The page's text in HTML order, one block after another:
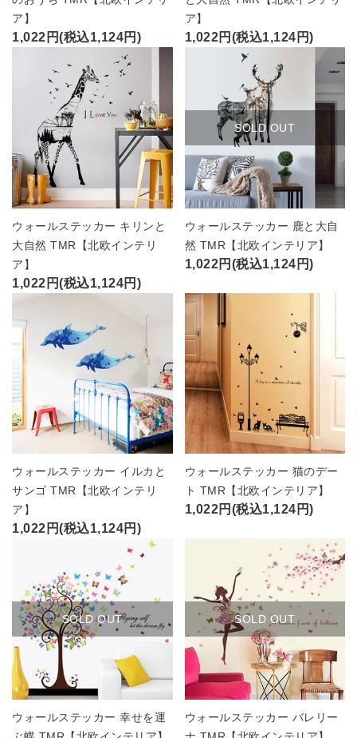
ア】
1,022円(税込1,124円)
ア】
1,022円(税込1,124円)
ウォールステッカー キリンと
大自然 TMR【北欧インテリ
ア】
1,022円(税込1,124円)
SOLD OUT
ウォールステッカー 鹿と大自
然 TMR【北欧インテリア】
1,022円(税込1,124円)
ウォールステッカー イルカと
サンゴ TMR【北欧インテリ
ア】
1,022円(税込1,124円)
ウォールステッカー 猫のデー
ト TMR【北欧インテリア】
1,022円(税込1,124円)
SOLD OUT
ウォールステッカー 幸せを運
SOLD OUT
ウォールステッカー バレリー